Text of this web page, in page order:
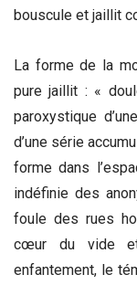
bouscule et jaillit
La forme de la
pure jaillit : «
paroxystique
d’une série
forme dans
indéfinie des
foule des rues
cœur du vide
enfantement, le